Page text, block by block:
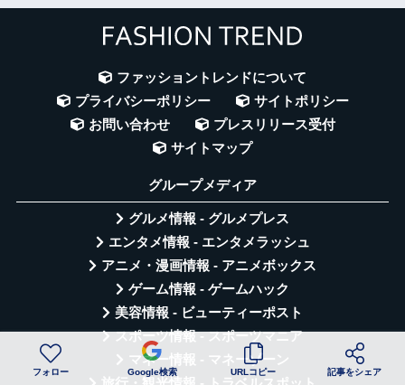
ファッショントレンドについて
プライバシーポリシー
サイトポリシー
お問い合わせ
プレスリリース受付
サイトマップ
グループメディア
グルメ情報 - グルメプレス
エンタメ情報 - エンタメラッシュ
アニメ・漫画情報 - アニメボックス
ゲーム情報 - ゲームハック
美容情報 - ビューティーポスト
スポーツ情報 - スポーツマニア
マネー情報 - マネーゾーン
フォロー Google検索 URLコピー 記事をシェア